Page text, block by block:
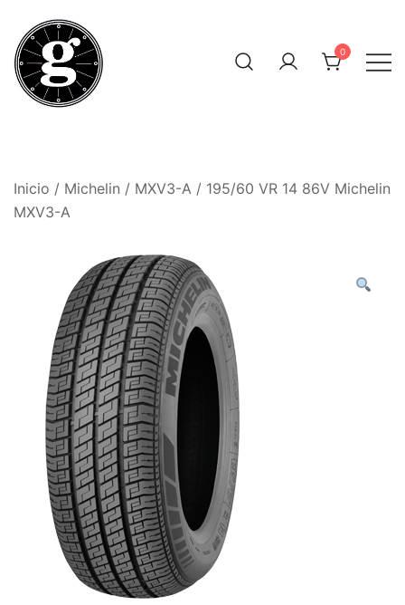
contenido
0
Inicio / Michelin / MXV3-A / 195/60 VR 14 86V Michelin
MXV3-A